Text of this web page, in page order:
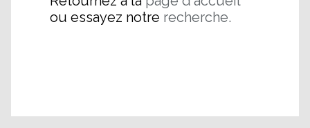
ou essayez notre recherche.